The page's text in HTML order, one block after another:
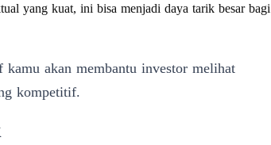
yang kuat, ini bisa menjadi daya tarik besar bagi
akan membantu investor melihat
kompetitif.